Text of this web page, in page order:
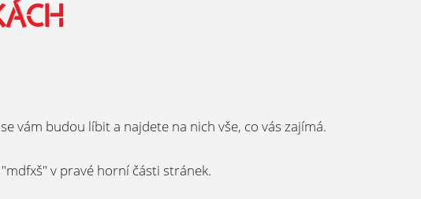
vám budou líbit a najdete na nich vše, co vás zajímá.
v pravé horní části stránek.